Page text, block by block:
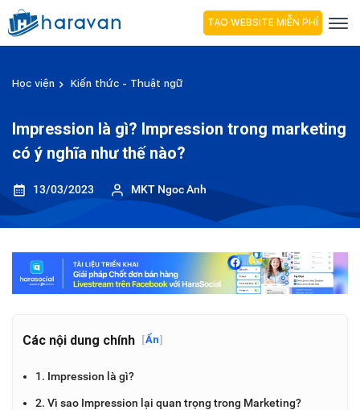
TẠO WEBSITE MIỄN PHÍ
Học viện Kiến thức - Thuật ngữ
Impression là gì? Impression trong marketing
có ý nghĩa như thế nào?
13/03/2023 MKT Ngoc Anh
Các nội dung chính [Ẩn]
1. Impression là gì?
2. Vì sao Impression lại quan trọng trong Marketing?